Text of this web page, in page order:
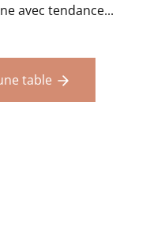
avec tendance...
table